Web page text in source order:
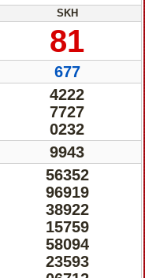
SKH
81
677
4222
7727
0232
9943
56352
96919
38922
15759
58094
23593